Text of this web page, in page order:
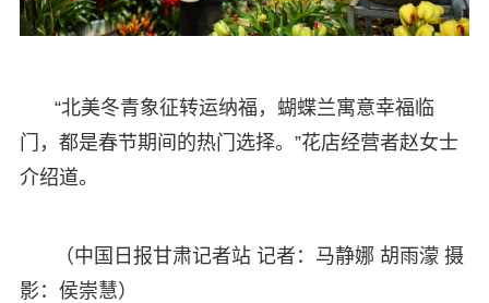
“北美冬青象征转运纳福，蝴蝶兰寓意幸福临
门，都是春节期间的热门选择。”花店经营者赵女士
介绍道。
（中国日报甘肃记者站 记者：马静娜 胡雨濛 摄
影：侯崇慧）